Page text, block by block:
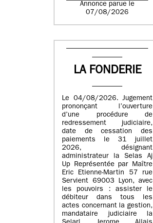
Annonce parue le
07/08/2026
LA FONDERIE
Le 04/08/2026. Jugement
prononçant l’ouverture
d’une procédure de
redressement judiciaire,
date de cessation des
paiements le 31 juillet
2026, désignant
administrateur la Selas Aj
Up Représentée par Maître
Eric Etienne-Martin 57 rue
Servient 69003 Lyon, avec
les pouvoirs : assister le
débiteur dans tous les
actes concernant la gestion,
mandataire judiciaire la